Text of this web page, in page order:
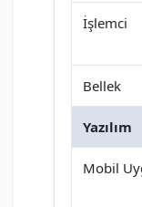
İşlemci
Bellek
Yazılım
Mobil